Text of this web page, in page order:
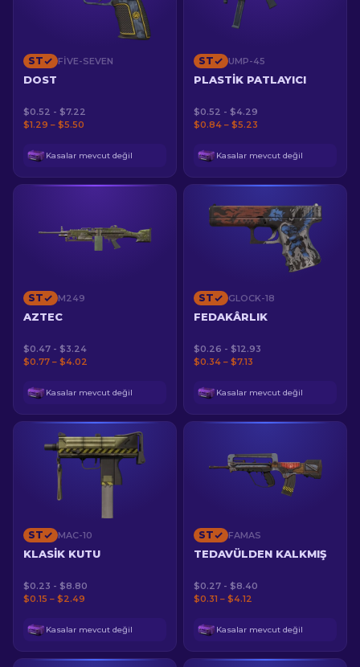
ST FIVE-SEVEN
DOST
$0.52 - $7.22
$1.29 – $5.50
Kasalar mevcut değil
ST UMP-45
PLASTIK PATLAYICI
$0.52 - $4.29
$0.84 – $5.23
Kasalar mevcut değil
ST M249
AZTEC
$0.47 - $3.24
$0.77 – $4.02
Kasalar mevcut değil
ST GLOCK-18
FEDAKÂRLIK
$0.26 - $12.93
$0.34 – $7.13
Kasalar mevcut değil
ST MAC-10
KLASIK KUTU
$0.23 - $8.80
$0.15 – $2.49
Kasalar mevcut değil
ST FAMAS
TEDAVÜLDEN KALKMIŞ
$0.27 - $8.40
$0.31 – $4.12
Kasalar mevcut değil